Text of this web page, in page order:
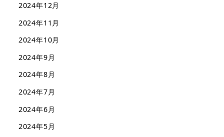
2024年12月
2024年11月
2024年10月
2024年9月
2024年8月
2024年7月
2024年6月
2024年5月